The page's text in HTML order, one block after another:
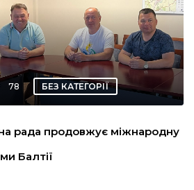
78 БЕЗ КАТЕГОРІЇ
рада продовжує міжнародну
Балтії